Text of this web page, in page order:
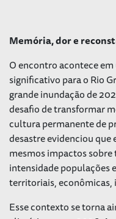
Memória, dor e
O encontro acontece
significativo para o Rio
grande inundação de
desafio de transformar
cultura permanente de
desastre evidenciou
mesmos impactos
intensidade populações
territoriais,
Esse contexto se torna